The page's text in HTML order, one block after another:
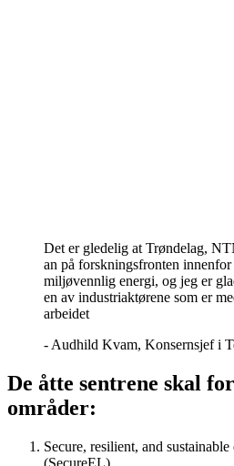
Det er gledelig at Trøndelag,
an på forskningsfronten
miljøvennlig energi, og jeg er
en av industriaktørene som er
arbeidet
- Audhild Kvam, Konsernsjef i
De åtte sentrene skal
områder:
Secure, resilient, and
(SecureEL)